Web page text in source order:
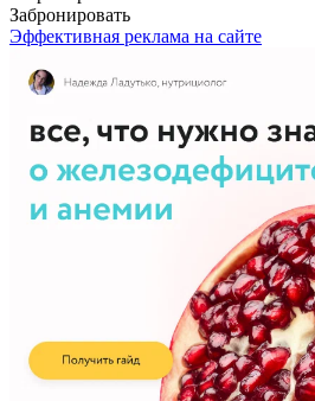
Забронировать
Эффективная реклама на сайте